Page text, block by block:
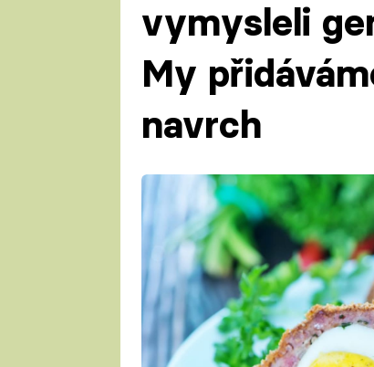
vymysleli
My
navrch